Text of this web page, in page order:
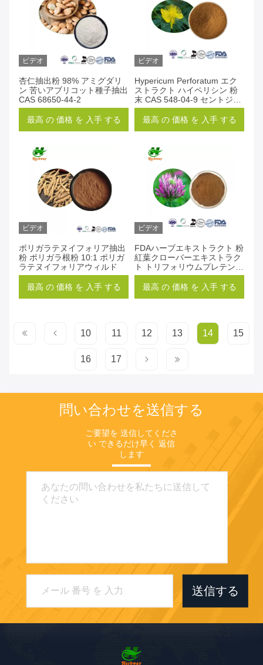
ビデオ
杏仁抽出粉 98% アミグダリ
ン 苦いアブリコット種子抽出
CAS 68650-44-2
最高 の 価格 を 入手 する
ビデオ
Hypericum Perforatum エク
ストラクト ハイペリシン 粉
末 CAS 548-04-9 セントジョ
ンズワート エクストラクト
最高 の 価格 を 入手 する
ビデオ
ポリガラテヌイフォリア抽出
粉 ポリガラ根粉 10:1 ポリガ
ラテヌイフォリアウィルド
最高 の 価格 を 入手 する
ビデオ
FDAハーブエキストラクト 粉
紅葉クローバーエキストラク
ト トリフォリウムプレテンセ
エキストラクト 合計アイソフ
ラボン
最高 の 価格 を 入手 する
10 11 12 13 14 15
16 17
問い合わせを送信する
ご要望を 送信してくださ
い できるだけ早く 返信
します
送信する